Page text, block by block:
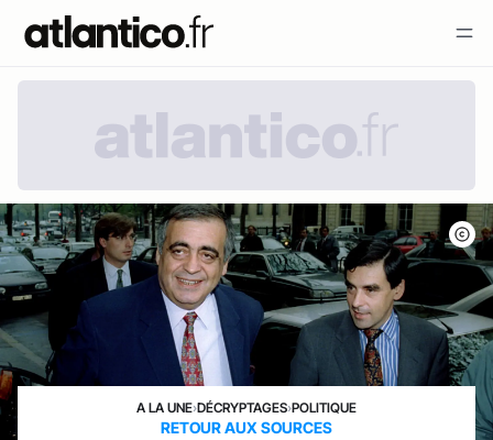
A LA UNE›DÉCRYPTAGES›POLITIQUE
RETOUR AUX SOURCES